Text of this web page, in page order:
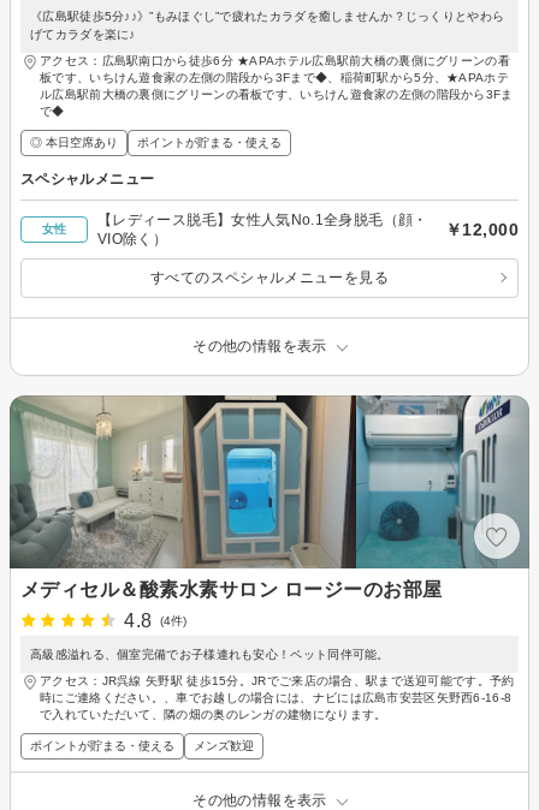
《広島駅徒歩5分♪♪》”もみほぐし”で疲れたカラダを癒しませんか？じっくりとやわら
げてカラダを楽に♪
アクセス：広島駅南口から徒歩6分 ★APAホテル広島駅前大橋の裏側にグリーンの看
板です、いちけん遊食家の左側の階段から3Fまで◆、稲荷町駅から5分、★APAホテ
ル広島駅前大橋の裏側にグリーンの看板です、いちけん遊食家の左側の階段から3Fま
で◆
◎ 本日空席あり ポイントが貯まる・使える
スペシャルメニュー
女性
【レディース脱毛】女性人気No.1全身脱毛（顔・
VIO除く）
￥12,000
すべてのスペシャルメニューを見る
その他の情報を表示
メディセル＆酸素水素サロン ロージーのお部屋
4.8
(4件)
高級感溢れる、個室完備でお子様連れも安心！ペット同伴可能。
アクセス：JR呉線 矢野駅 徒歩15分。JRでご来店の場合、駅まで送迎可能です。予約
時にご連絡ください。、車でお越しの場合には、ナビには広島市安芸区矢野西6-16-8
で入れていただいて、隣の畑の奥のレンガの建物になります。
ポイントが貯まる・使える メンズ歓迎
その他の情報を表示